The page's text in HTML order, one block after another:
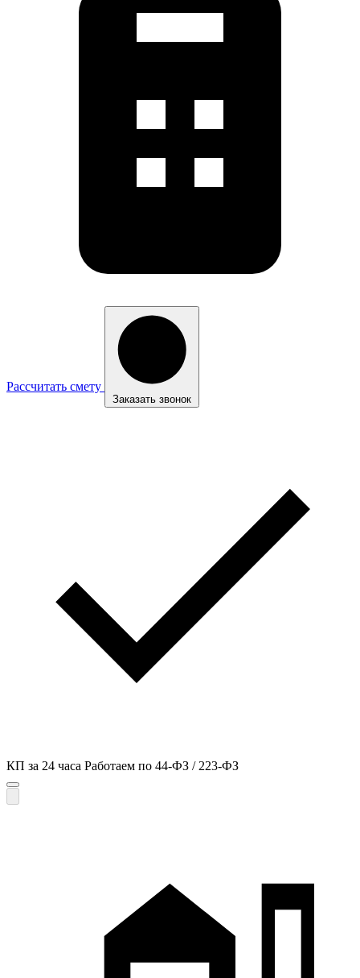
Рассчитать смету
Заказать звонок
КП за 24 часа Работаем по 44-ФЗ / 223-ФЗ